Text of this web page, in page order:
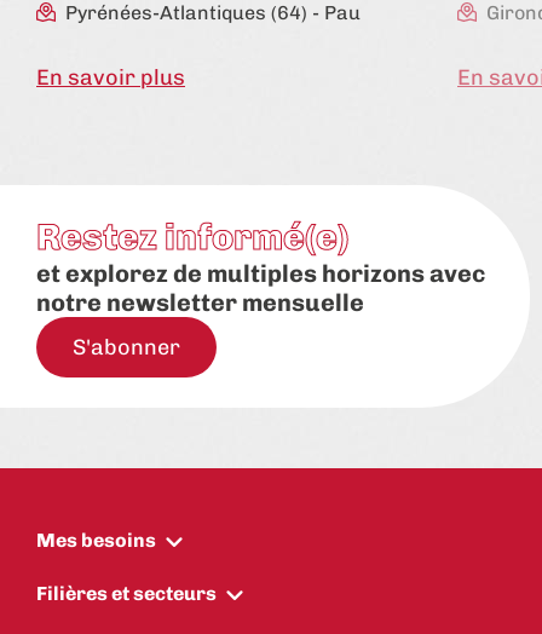
Pyrénées-Atlantiques (64) - Pau
En savoir plus En
Restez informé(e)
et explorez de multiples horizons avec
notre newsletter mensuelle
S'abonner
Mes besoins
Filières et secteurs